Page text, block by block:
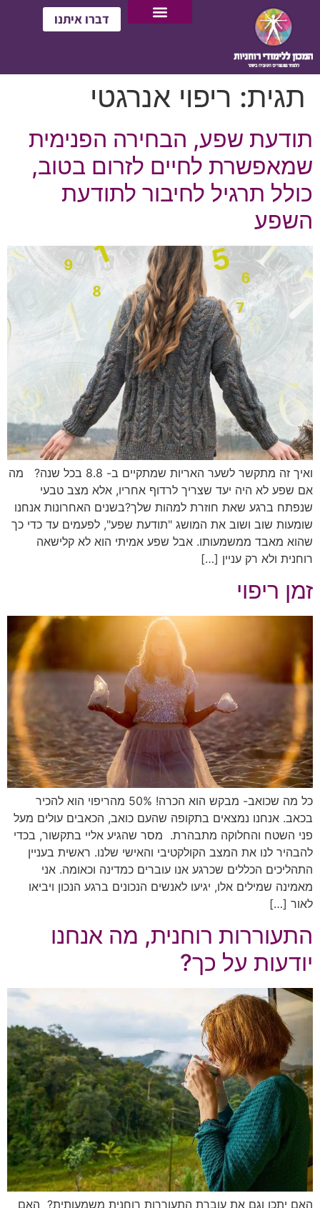
דברו איתנו
תגית: ריפוי אנרגטי
תודעת שפע, הבחירה הפנימית
שמאפשרת לחיים לזרום בטוב,
כולל תרגיל לחיבור לתודעת
השפע
ואיך זה מתקשר לשער האריות שמתקיים ב- 8.8 בכל שנה? מה
אם שפע לא היה יעד שצריך לרדוף אחריו, אלא מצב טבעי
שנפתח ברגע שאת חוזרת למהות שלך?בשנים האחרונות אנחנו
שומעות שוב ושוב את המושג "תודעת שפע", לפעמים עד כדי כך
שהוא מאבד ממשמעותו. אבל שפע אמיתי הוא לא קלישאה
רוחנית ולא רק עניין […]
זמן ריפוי
כל מה שכואב- מבקש הוא הכרה! 50% מהריפוי הוא להכיר
בכאב. אנחנו נמצאים בתקופה שהעם כואב, הכאבים עולים מעל
פני השטח והחלוקה מתבהרת. מסר שהגיע אליי בתקשור, בכדי
להבהיר לנו את המצב הקולקטיבי והאישי שלנו. ראשית בעניין
התהליכים הכללים שכרגע אנו עוברים כמדינה וכאומה. אני
מאמינה שמילים אלו, יגיעו לאנשים הנכונים ברגע הנכון ויביאו
לאור […]
התעוררות רוחנית, מה אנחנו
יודעות על כך?
האם יתכן וגם את עוברת התעוררות רוחנית משמעותית? האם